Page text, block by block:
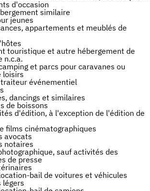
d'occasion
similaire
jeunes
appartements et meublés de
touristique et autre hébergement de
n.c.a.
et parcs pour caravanes ou
loisirs
événementiel
dancings et similaires
de boissons
d'édition, à l'exception de l'édition de
films cinématographiques
avocats
notaires
sauf activités des
de presse
bail de voitures et véhicules
légers